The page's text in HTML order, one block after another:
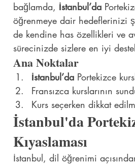
bağlamda, İstanbul’da
öğrenmeye dair hedeflerinizi
de kendine has özellikleri ve
sürecinizde sizlere en iyi
Ana Noktalar
İstanbul’da Portekizce
Fransızca kurslarının
Kurs seçerken dikkat
İstanbul'da
Kıyaslaması
İstanbul, dil öğrenimi